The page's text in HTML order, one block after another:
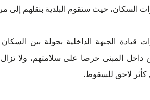
السكان، حيث ستقوم البلدية بنقلهم إلى
الجبهة الداخلية بجولة بين
المبنى حرصا على سلامتهم، ولا
كأثر لاحق للسقوط.